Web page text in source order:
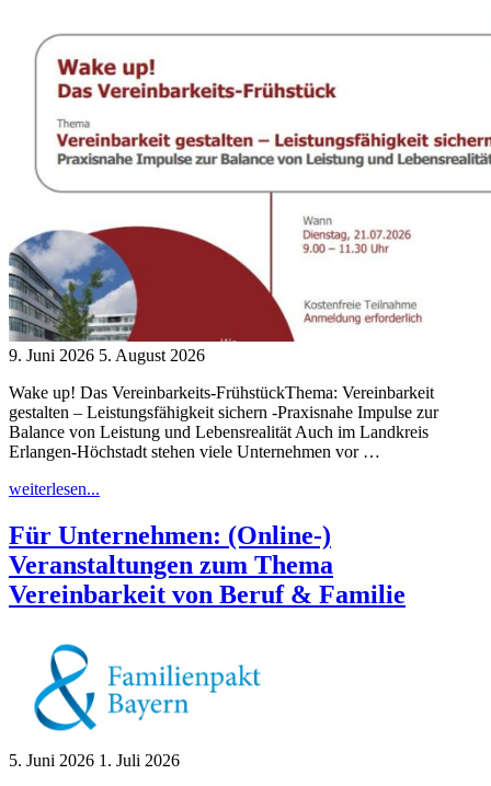
am
9. Juni 2026 5. August 2026
Wake up! Das Vereinbarkeits-FrühstückThema: Vereinbarkeit
gestalten – Leistungsfähigkeit sichern -Praxisnahe Impulse zur
Balance von Leistung und Lebensrealität Auch im Landkreis
Erlangen-Höchstadt stehen viele Unternehmen vor …
weiterlesen...
Vereinbarkeits-
Frühstück
für
Arbeitgebende"
Für Unternehmen: (Online-)
Veranstaltungen zum Thema
Vereinbarkeit von Beruf & Familie
5. Juni 2026 1. Juli 2026